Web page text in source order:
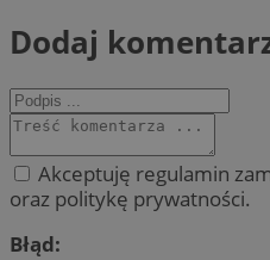
Dodaj
Akceptuję regulamin
oraz politykę prywatności.
Błąd: